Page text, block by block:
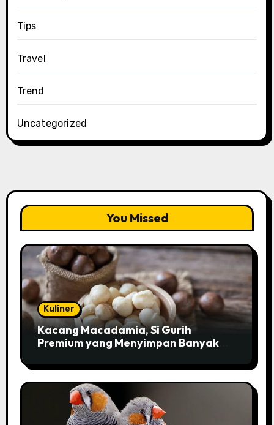
Tips
Travel
Trend
Uncategorized
You Missed
Kuliner
Kacang Macadamia, Si Gurih
Premium yang Menyimpan Banyak